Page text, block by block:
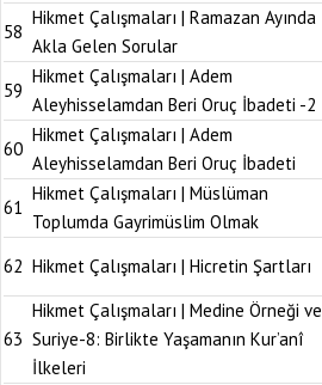
58
Hikmet Çalışmaları | Ramazan Ayında
Akla Gelen Sorular
59
Hikmet Çalışmaları | Adem
Aleyhisselamdan Beri Oruç İbadeti -2
60
Hikmet Çalışmaları | Adem
Aleyhisselamdan Beri Oruç İbadeti
61
Hikmet Çalışmaları | Müslüman
Toplumda Gayrimüslim Olmak
62 Hikmet Çalışmaları | Hicretin Şartları
63
Hikmet Çalışmaları | Medine Örneği ve
Suriye-8: Birlikte Yaşamanın Kur’anî
İlkeleri